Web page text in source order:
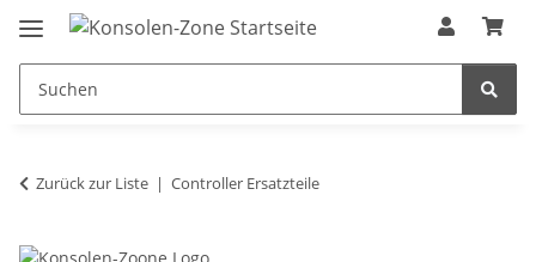
Zurück zur Liste Controller Ersatzteile